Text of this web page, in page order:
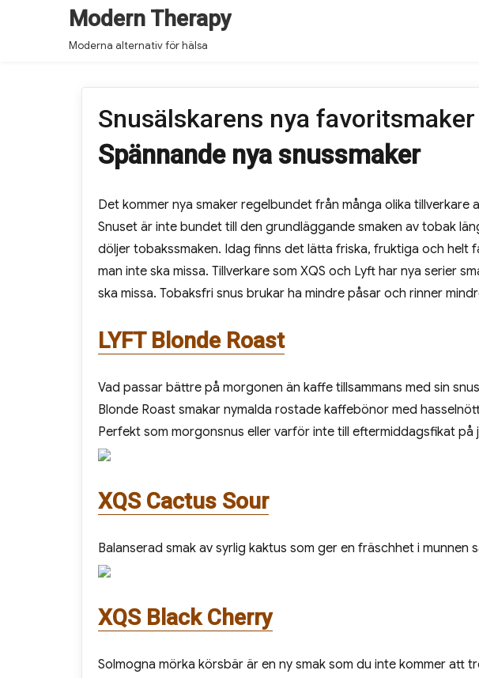
Modern Therapy
Moderna alternativ för hälsa
Snusälskarens nya favoritsmaker
Spännande nya snussmaker
Det kommer nya smaker regelbundet från många olika tillverkare
Snuset är inte bundet till den grundläggande smaken av tobak
döljer tobakssmaken. Idag finns det lätta friska, fruktiga och helt
man inte ska missa. Tillverkare som XQS och Lyft har nya serier
ska missa. Tobaksfri snus brukar ha mindre påsar och rinner
LYFT Blonde Roast
Vad passar bättre på morgonen än kaffe tillsammans med sin
Blonde Roast smakar nymalda rostade kaffebönor med
Perfekt som morgonsnus eller varför inte till eftermiddagsfikat på
XQS Cactus Sour
Balanserad smak av syrlig kaktus som ger en fräschhet i munnen
XQS Black Cherry
Solmogna mörka körsbär är en ny smak som du inte kommer att